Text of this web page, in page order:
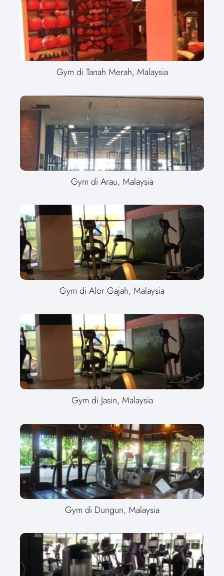
Gym di Tanah Merah, Malaysia
Gym di Arau, Malaysia
Gym di Alor Gajah, Malaysia
Gym di Jasin, Malaysia
Gym di Dungun, Malaysia